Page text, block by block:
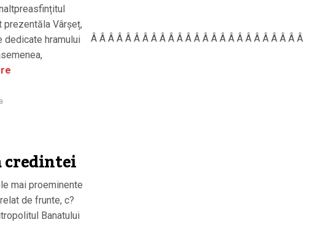
Â Â Â Â Â Â Â Â Â Â Â Â Â Â Â Â Â Â Â Â Â Â Â Â Â Â Â Â Â Â Â Â Â Â
prezentăla Vârșeț,
dedicate hramului
credintei
mai proeminente
de frunte, c?
Banatului